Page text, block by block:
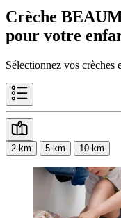
Crèche
pour votre
Sélectionnez vos crèches
2 km 5 km 10 km